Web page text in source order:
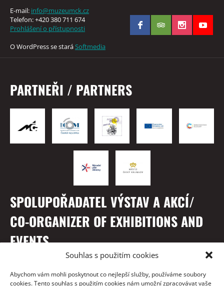
Souhlas s použitím cookies
Abychom vám mohli poskytnout co nejlepší služby, používáme soubory
cookies. Tento souhlas s použitím cookies nám umožní zpracovávat vaše
E-mail: info@muzeumck.cz
Telefon: +420 380 711 674
Prohlášení o přístupnosti
O WordPress se staráSoftmedia
PARTNEŘI / PARTNERS
SPOLUPOŘADATEL VÝSTAV A AKCÍ/
CO-ORGANIZER OF EXHIBITIONS AND
EVENTS